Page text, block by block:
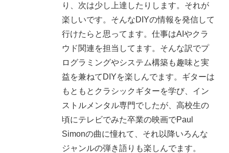
り、次は少し上達したりします。それが
楽しいです。そんなDIYの情報を発信して
行けたらと思ってます。仕事はAIやクラ
ウド関連を担当してます。そんな訳でプ
ログラミングやシステム構築も趣味と実
益を兼ねてDIYを楽しんでます。ギターは
もともとクラシックギターを学び、イン
ストルメンタル専門でしたが、高校生の
頃にテレビでみた卒業の映画でPaul
Simonの曲に憧れて、それ以降いろんな
ジャンルの弾き語りも楽しんでます。